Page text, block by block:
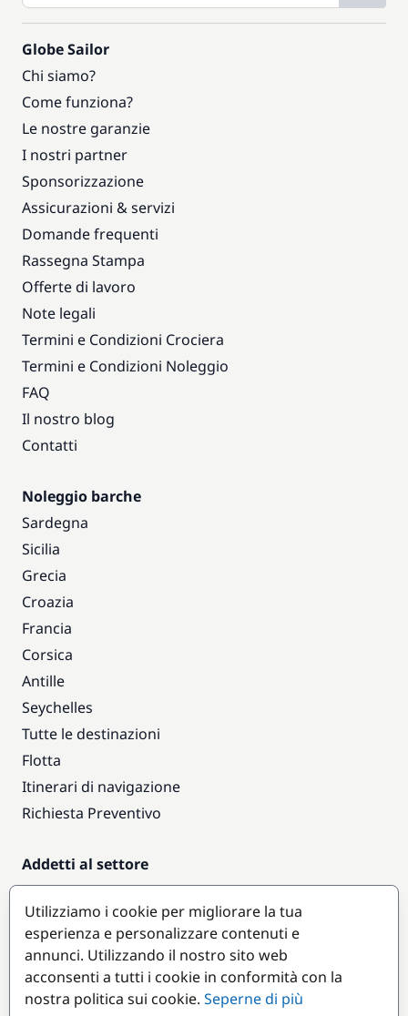
Globe Sailor
Chi siamo?
Come funziona?
Le nostre garanzie
I nostri partner
Sponsorizzazione
Assicurazioni & servizi
Domande frequenti
Rassegna Stampa
Offerte di lavoro
Note legali
Termini e Condizioni Crociera
Termini e Condizioni Noleggio
FAQ
Il nostro blog
Contatti
Noleggio barche
Sardegna
Sicilia
Grecia
Croazia
Francia
Corsica
Antille
Seychelles
Tutte le destinazioni
Flotta
Itinerari di navigazione
Richiesta Preventivo
Addetti al settore
Accesso armatori
Diventare partner
Destinazioni popolari
Utilizziamo i cookie per migliorare la tua
esperienza e personalizzare contenuti e
annunci. Utilizzando il nostro sito web
acconsenti a tutti i cookie in conformità con la
nostra politica sui cookie. Seperne di più